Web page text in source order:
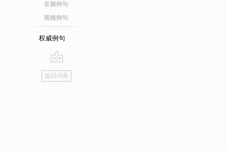
音频例句
视频例句
权威例句
go
top
返回词典